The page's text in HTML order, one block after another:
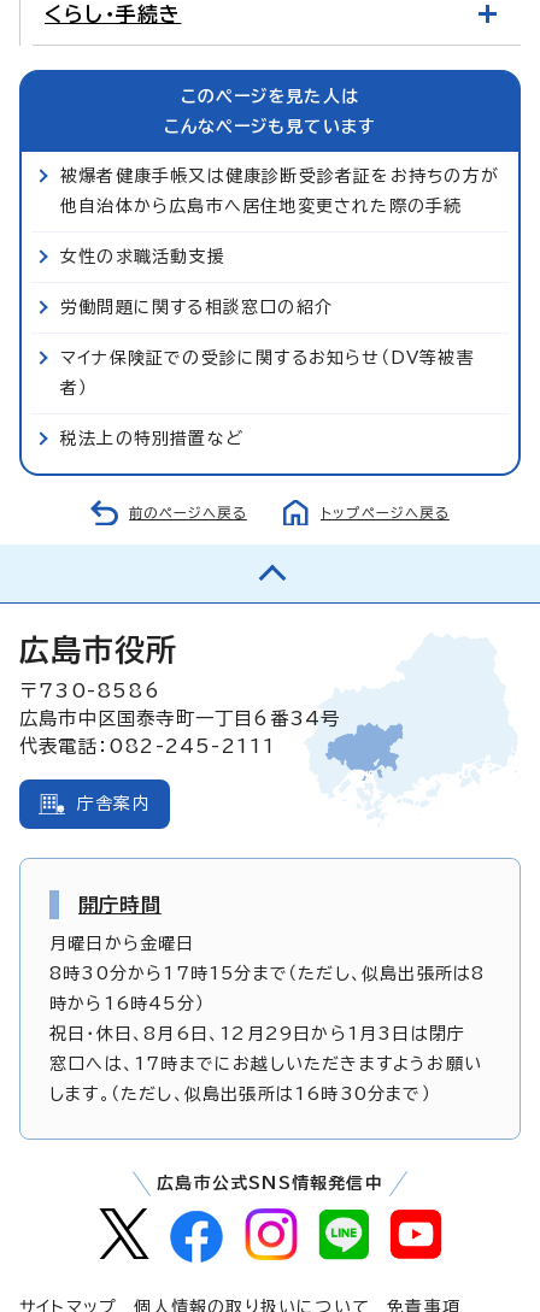
くらし・手続き
このページを見た人は
こんなページも見ています
被爆者健康手帳又は健康診断受診者証をお持ちの方が
他自治体から広島市へ居住地変更された際の手続
女性の求職活動支援
労働問題に関する相談窓口の紹介
マイナ保険証での受診に関するお知らせ（DV等被害
者）
税法上の特別措置など
前のページへ戻る トップページへ戻る
広島市役所
〒730-8586
広島市中区国泰寺町一丁目6番34号
代表電話：082-245-2111
庁舎案内
開庁時間
月曜日から金曜日
8時30分から17時15分まで（ただし、似島出張所は8
時から16時45分）
祝日・休日、8月6日、12月29日から1月3日は閉庁
窓口へは、17時までにお越しいただきますようお願い
します。（ただし、似島出張所は16時30分まで）
広島市公式SNS情報発信中
サイトマップ 個人情報の取り扱いについて 免責事項